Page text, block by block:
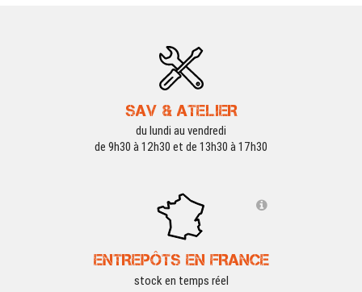
SAV & ATELIER
du lundi au vendredi
de 9h30 à 12h30 et de 13h30 à 17h30
ENTREPÔTS EN FRANCE
stock en temps réel